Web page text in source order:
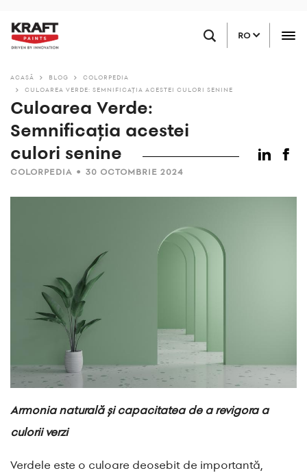
conținutul
RO
ACASĂ BLOG
COLORPEDIA
CULOAREA VERDE: SEMNIFICAȚIA ACESTEI CULORI SENINE
Culoarea Verde:
Semnificația acestei
culori senine
COLORPEDIA • 30 OCTOMBRIE 2024
Armonia naturală și capacitatea de a revigora a
culorii verzi
Verdele este o culoare deosebit de importantă,